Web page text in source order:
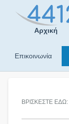
Αρχική
Επικοινωνία
ΒΡΙΣΚΕΣΤΕ ΕΔΩ: